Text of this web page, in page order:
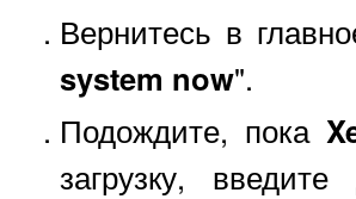
Вернитесь в
system now".
Подождите, пока
загрузку,